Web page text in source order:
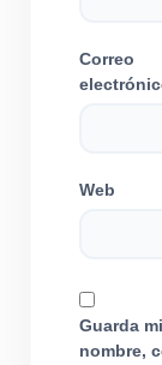
Correo
Web
Guarda mi
nombre,